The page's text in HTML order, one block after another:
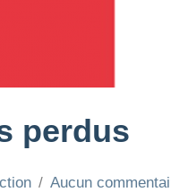
perdus
Aucun